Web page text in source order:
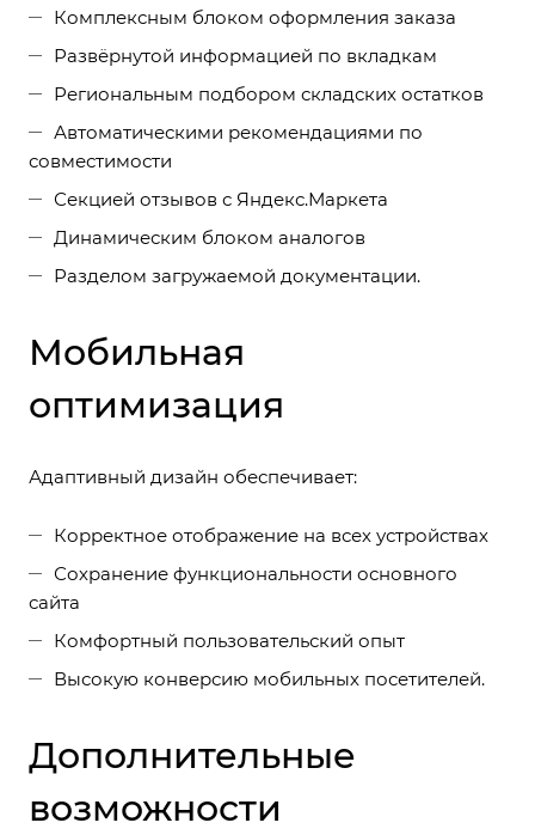
Комплексным блоком оформления заказа
Развёрнутой информацией по вкладкам
Региональным подбором складских остатков
Автоматическими рекомендациями по
совместимости
Секцией отзывов с Яндекс.Маркета
Динамическим блоком аналогов
Разделом загружаемой документации.
Мобильная
оптимизация
Адаптивный дизайн обеспечивает:
Корректное отображение на всех устройствах
Сохранение функциональности основного
сайта
Комфортный пользовательский опыт
Высокую конверсию мобильных посетителей.
Дополнительные
возможности